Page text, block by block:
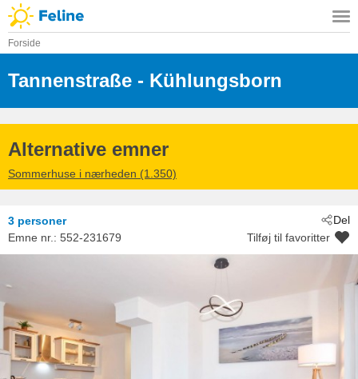
Forside
Tannenstraße
- 18225
- Kühlungsborn
Alternative emner
Sommerhuse i nærheden (1.350)
Del
3 personer
Emne nr.: 552-231679 Tilføj til favoritter